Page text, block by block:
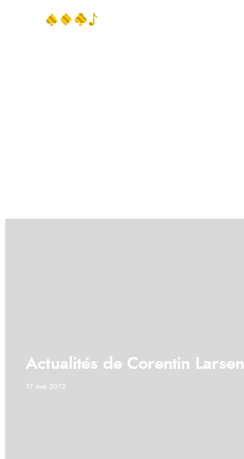
Actualités de Corentin Larsen
17 mai 2012